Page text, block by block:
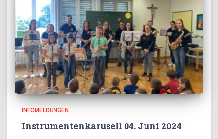
INFOMELDUNGEN
Instrumentenkarusell 04. Juni 2024